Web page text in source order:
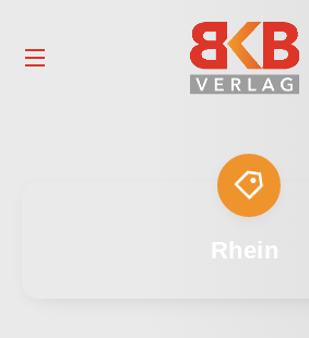
Rhein